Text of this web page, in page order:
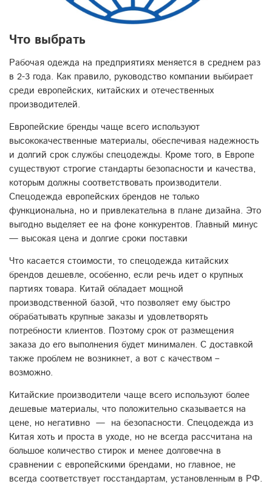
Что выбрать
Рабочая одежда на предприятиях меняется в среднем раз
в 2-3 года. Как правило, руководство компании выбирает
среди европейских, китайских и отечественных
производителей.
Европейские бренды чаще всего используют
высококачественные материалы, обеспечивая надежность
и долгий срок службы спецодежды. Кроме того, в Европе
существуют строгие стандарты безопасности и качества,
которым должны соответствовать производители.
Спецодежда европейских брендов не только
функциональна, но и привлекательна в плане дизайна. Это
выгодно выделяет ее на фоне конкурентов. Главный минус
— высокая цена и долгие сроки поставки
Что касается стоимости, то спецодежда китайских
брендов дешевле, особенно, если речь идет о крупных
партиях товара. Китай обладает мощной
производственной базой, что позволяет ему быстро
обрабатывать крупные заказы и удовлетворять
потребности клиентов. Поэтому срок от размещения
заказа до его выполнения будет минимален. С доставкой
также проблем не возникнет, а вот с качеством –
возможно.
Китайские производители чаще всего используют более
дешевые материалы, что положительно сказывается на
цене, но негативно — на безопасности. Спецодежда из
Китая хоть и проста в уходе, но не всегда рассчитана на
большое количество стирок и менее долговечна в
сравнении с европейскими брендами, но главное, не
всегда соответствует госстандартам, установленным в РФ.